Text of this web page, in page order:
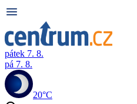
pátek 7. 8.
pá 7. 8.
20°C